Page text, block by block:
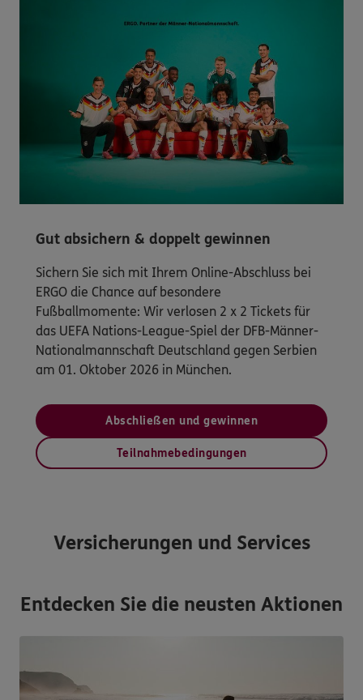
Gut absichern & doppelt gewinnen
Sichern Sie sich mit Ihrem Online-Abschluss bei
ERGO die Chance auf besondere
Fußballmomente: Wir verlosen 2 x 2 Tickets für
das UEFA Nations-League-Spiel der DFB-Männer-
Nationalmannschaft Deutschland gegen Serbien
am 01. Oktober 2026 in München.
Abschließen und gewinnen
Teilnahmebedingungen
Versicherungen und Services
Entdecken Sie die neusten Aktionen